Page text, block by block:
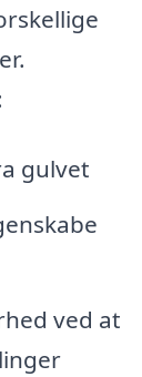
gulvet
ved at